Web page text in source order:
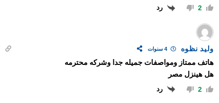
2 رد
وليد نظوه 4 سنوات
هاتف ممتاز ومواصفات جميله جدا وشركه محترمه
هل هينزل مصر
2 رد